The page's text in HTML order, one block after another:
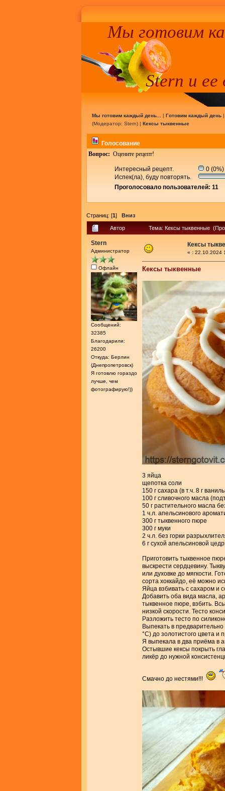
Мы готовим
Stern и ее
Мы готовим каждый день... | Готовим каждый день
(Модератор: Stern) | Кексы тыквенные
Голосование
Вопрос: Оцените рецепт!
Интересный рецепт.
0 (0%)
Испек(ла), буду повторять.
Проголосовало пользователей: 11
Страниц: [1] Вниз
Автор Тема: Кексы тыквенные
Stern
Администратор
Офлайн
Сообщений:
32385
Благодарили:
26200
Откуда: Берлин
(Днепропетровск)
Я готовлю гораздо
лучше, чем
фотографирую!))
Кексы
« : 22.10.2024
Кексы тыквенные
3 яйца
щепотка соли
150 г сахара (в т.ч. 8 г
100 г сливочного масла
50 г растительного масла
1 ч.л. апельсинового
300 г тыквенного пюре
300 г муки
2 ч.л. без горки
6 г сухой апельсиновой
Приготовить тыквенное
выскрести сердцевину.
или духовке до мягкости.
сорта хоккайдо, её можно
Яйца взбивать с сахаром и
Добавить оба вида масла,
тыквенное пюре, взбить.
низкой скорости. Тесто
Разложить тесто по
Выпекать в
°С) до золотистого цвета и
Я выпекала в два приёма в
Остывшие кексы покрыть
ликёр до нужной
Смачно до нестями!!!